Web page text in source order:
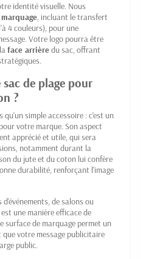
identité visuelle. Nous
, incluant le transfert
4 couleurs), pour une
Votre logo pourra être
face arrièredu sac, offrant
de plage pour
?
qu'un simple accessoire : c'est un
votre marque. Son aspect
apprécié et utile, qui sera
notamment durant la
du jute et du coton lui confère
durabilité, renforçant l'image
de salons ou
une manière efficace de
surface de marquage permet un
votre message publicitaire
public.